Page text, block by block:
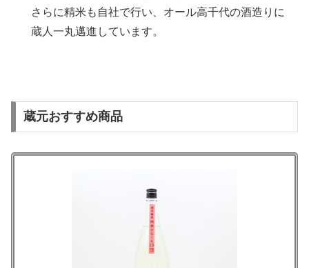
さらに精米も自社で行い、オール高千代の酒造りに
蔵人一丸邁進しています。
蔵元おすすめ商品